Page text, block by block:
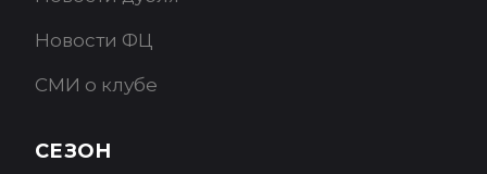
Новости ФЦ
СМИ о клубе
СЕЗОН